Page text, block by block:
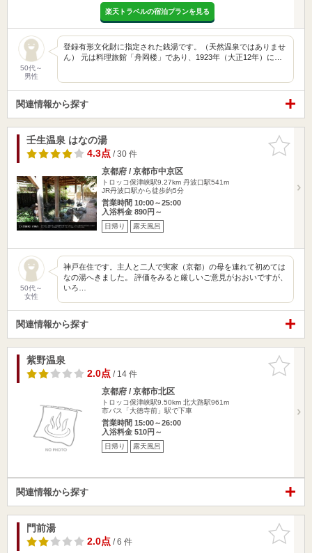
楽天トラベルの宿泊プランを見る
50代～
男性
登録有形文化財に指定された銭湯です。（天然温泉ではありませ
ん） 元は料理旅館「舟岡楼」であり、1923年（大正12年）に…
関連情報から探す
お気に入
りに追加
壬生温泉 はなの湯
4.3点/ 30 件
京都府 / 京都市中京区
トロッコ保津峡駅9.27km 丹波口駅541m
JR丹波口駅から徒歩約5分
営業時間 10:00～25:00
入浴料金 890円～
日帰り 露天風呂
50代～
女性
神戸在住です。主人と二人で実家（京都）の母を連れて初めては
なの湯へきました。 評価をみると厳しいご意見がおおいですが、
いろ…
関連情報から探す
お気に入
りに追加
紫野温泉
2.0点/ 14 件
京都府 / 京都市北区
トロッコ保津峡駅9.50km 北大路駅961m
市バス「大徳寺前」駅で下車
営業時間 15:00～26:00
入浴料金 510円～
日帰り 露天風呂
関連情報から探す
お気に入
りに追加
門前湯
2.0点/ 6 件